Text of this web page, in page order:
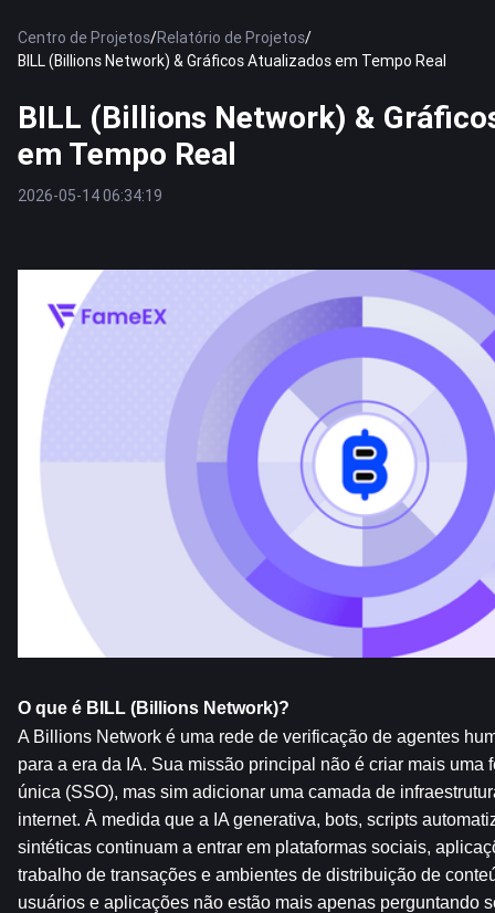
Centro de Projetos/Relatório de Projetos/
BILL (Billions Network) & Gráficos Atualizados em Tempo Real
BILL (Billions Network) &
em Tempo Real
2026-05-14 06:34:19
O que é BILL (Billions Network)?
A Billions Network é uma rede de verificação de agentes
para a era da IA. Sua missão principal não é criar mais uma
única (SSO), mas sim adicionar uma camada de
internet. À medida que a IA generativa, bots, scripts
sintéticas continuam a entrar em plataformas sociais,
trabalho de transações e ambientes de distribuição de
usuários e aplicações não estão mais apenas perguntando